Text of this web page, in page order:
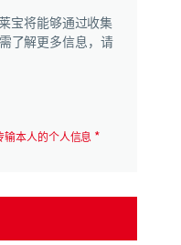
宝将能够通过收集
了解更多信息，请
本人的个人信息 *